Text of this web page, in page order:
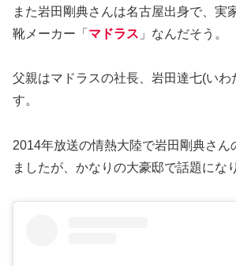
また岩田剛典さんは名古屋出身で、実
靴メーカー「 マドラス 」なんだそう。
父親はマドラスの社長、岩田達七(いわ
す。
2014年放送の情熱大陸で岩田剛典さん
ましたが、かなりの大豪邸で話題にな